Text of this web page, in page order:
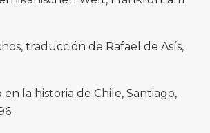
traducción de Rafael de Asís,
la historia de Chile, Santiago,